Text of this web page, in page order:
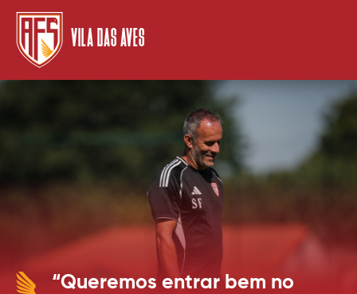
VILA DAS AVES
“Queremos entrar bem no